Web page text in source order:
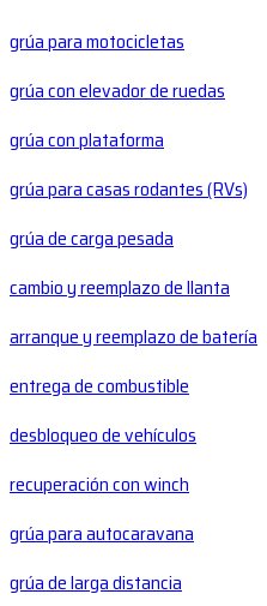
grúa para motocicletas
grúa con elevador de ruedas
grúa con plataforma
grúa para casas rodantes (RVs)
grúa de carga pesada
cambio y reemplazo de llanta
arranque y reemplazo de batería
entrega de combustible
desbloqueo de vehículos
recuperación con winch
grúa para autocaravana
grúa de larga distancia